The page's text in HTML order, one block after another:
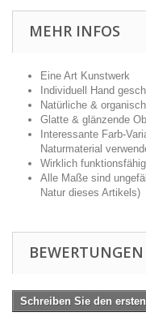
MEHR INFOS
Eine Art Kunstwerk
Individuell Hand
Natürliche &
Glatte & glänzende
Interessante Farb-
Naturmaterial
Wirklich
Alle Maße sind
Natur dieses Artikels)
BEWERTUNGEN
Schreiben Sie den